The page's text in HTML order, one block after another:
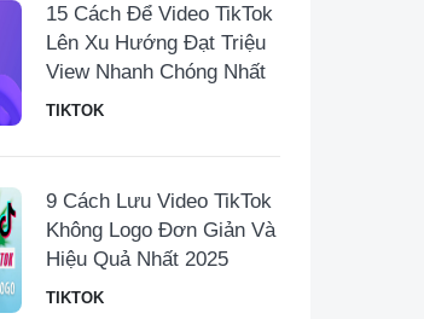
15 Cách Để Video TikTok
Lên Xu Hướng Đạt Triệu
View Nhanh Chóng Nhất
TIKTOK
9 Cách Lưu Video TikTok
Không Logo Đơn Giản Và
Hiệu Quả Nhất 2025
TIKTOK